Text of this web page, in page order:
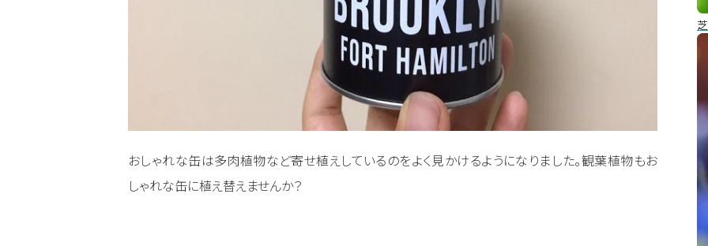
おしゃれな缶は多肉植物など寄せ植えしているのをよく見かけるようになりました。観葉植物もお
しゃれな缶に植え替えませんか？